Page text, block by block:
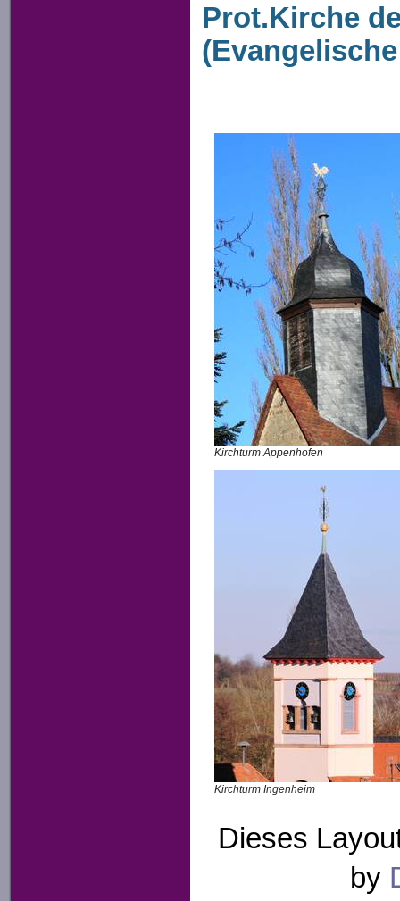
Prot.Kirche
Kirchturm Appenhofen
Kirchturm Ingenheim
Dieses
by